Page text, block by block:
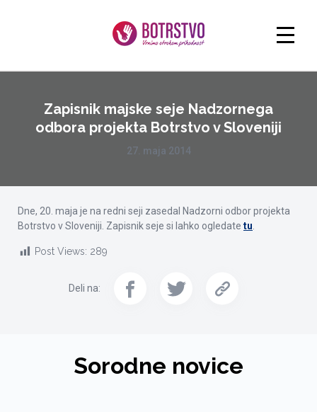
Zapisnik majske seje Nadzornega
odbora projekta Botrstvo v Sloveniji
27. maja 2014
Dne, 20. maja je na redni seji zasedal Nadzorni odbor projekta
Botrstvo v Sloveniji. Zapisnik seje si lahko ogledate tu.
Post Views: 289
Deli na:
Sorodne novice